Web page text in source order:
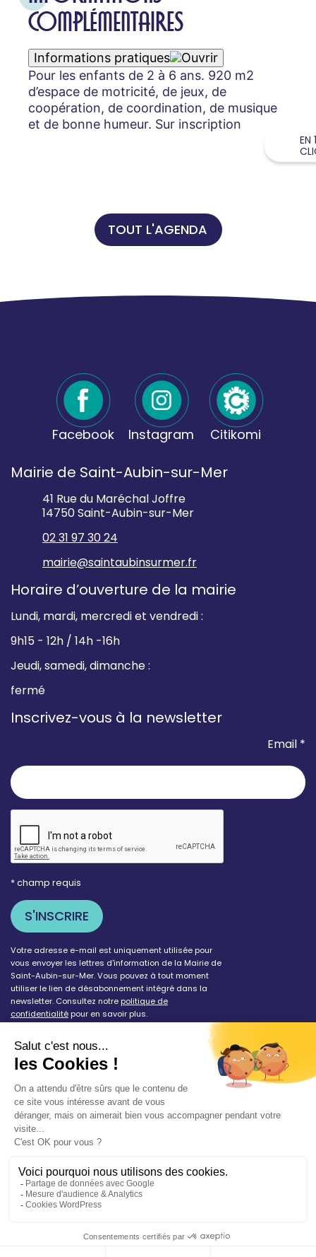
COMPLÉMENTAIRES
Informations pratiques
Pour les enfants de 2 à 6 ans. 920 m2
d’espace de motricité, de jeux, de
coopération, de coordination, de musique
et de bonne humeur. Sur inscription
TOUT L'AGENDA
Facebook Instagram Citikomi
Mairie de Saint-Aubin-sur-Mer
41 Rue du Maréchal Joffre
14750 Saint-Aubin-sur-Mer
02 31 97 30 24
mairie@saintaubinsurmer.fr
Horaire d’ouverture de la mairie
Lundi, mardi, mercredi et vendredi :
9h15 - 12h / 14h -16h
Jeudi, samedi, dimanche :
fermé
Inscrivez-vous à la newsletter
Email *
* champ requis
Votre adresse e-mail est uniquement utilisée pour
vous envoyer les lettres d'information de la Mairie de
Saint-Aubin-sur-Mer. Vous pouvez à tout moment
utiliser le lien de désabonnement intégré dans la
newsletter. Consultez notrepolitique de
confidentialitépour en savoir plus.
Vos démarches en ligne
Politique de confidentialité
Mentions légales
Accessibilité conforme à 94%
EN 1